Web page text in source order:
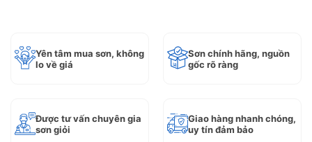
Yên tâm mua sơn, không
lo về giá
Sơn chính hãng, nguồn
gốc rõ ràng
Được tư vấn chuyên gia
sơn giỏi
Giao hàng nhanh chóng,
uy tín đảm bảo